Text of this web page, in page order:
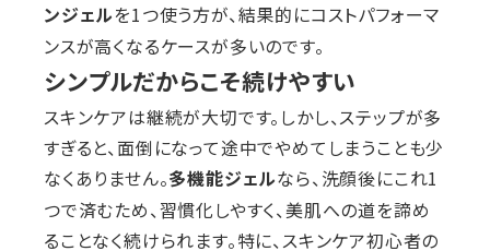
ンジェルを1つ使う方が、結果的にコストパフォーマ
ンスが高くなるケースが多いのです。
シンプルだからこそ続けやすい
スキンケアは継続が大切です。しかし、ステップが多
すぎると、面倒になって途中でやめてしまうことも少
なくありません。多機能ジェルなら、洗顔後にこれ1
つで済むため、習慣化しやすく、美肌への道を諦め
ることなく続けられます。特に、スキンケア初心者の